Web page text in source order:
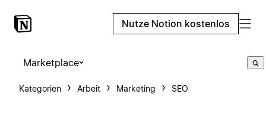
Nutze Notion kostenlos
Marketplace
Kategorien Arbeit Marketing SEO